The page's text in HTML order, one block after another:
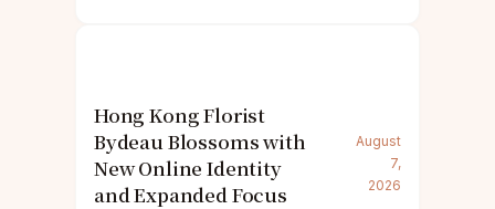
Hong Kong Florist
Bydeau Blossoms with
New Online Identity
and Expanded Focus
August
7,
2026